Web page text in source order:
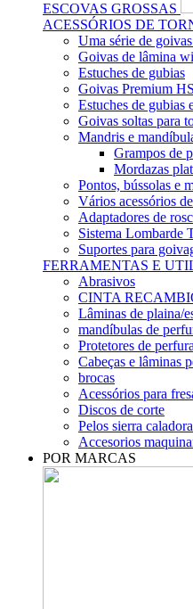
ESCOVAS GROSSAS
ACESSÓRIOS DE
Uma série de
Goivas de lâmina
Estuches de gubias
Goivas Premium
Estuches de gubias
Goivas soltas para
Mandris e
Grampos de
Mordazas
Pontos, bússolas e
Vários acessórios
Adaptadores de
Sistema Lombarde
Suportes para
FERRAMENTAS E
Abrasivos
CINTA
Lâminas de plaina/
mandíbulas de
Protetores de
Cabeças e lâminas
brocas
Acessórios para
Discos de corte
Pelos sierra caladora
Accesorios
POR MARCAS